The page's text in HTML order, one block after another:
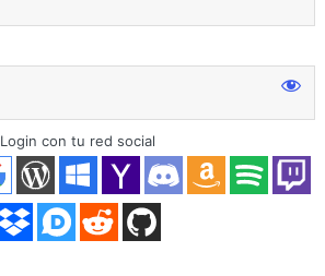
Acceder
Login con tu red social